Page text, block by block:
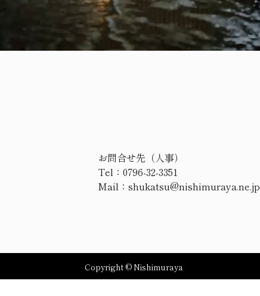
お問合せ先（人事）
Tel：0796-32-3351
Mail：shukatsu@nishimuraya.ne.jp
Copyright © Nishimuraya